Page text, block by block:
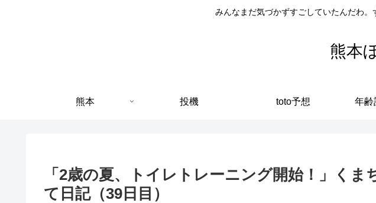
みんなまだ気づかずすごしていたんだわ。
熊本
熊本 投機 toto予想 年齢
「2歳の夏、トイレトレーニング開始！」くま
て日記（39日目）